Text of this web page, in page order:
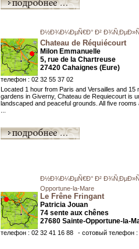
Ð½Ð¾Ð¼ÐµÑ€Ð° Ð²
Chateau de Réquiécourt
Milon Emmanuelle
5, rue de la Chartreuse
27420 Cahaignes (Eure)
телефон : 02 32 55 37 02
Located 1 hour from Paris and Versailles and 15
gardens in Giverny, Chateau de Requiecourt is
landscaped and peaceful grounds. All five
Ð½Ð¾Ð¼ÐµÑ€Ð° Ð²
Opportune-la-Mare
Le Frêne Fringant
Patricia Jouan
74 sente aux chênes
27680 Sainte-Opportune-la-
телефон : 02 32 41 16 88 - сотовый телефон :